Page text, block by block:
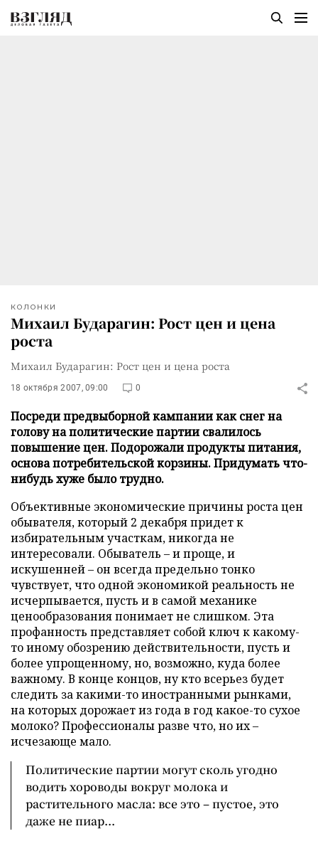
КОЛОНКИ
Михаил Бударагин: Рост цен и цена
роста
Михаил Бударагин: Рост цен и цена роста
18 октября 2007, 09:00 0
Посреди предвыборной кампании как снег на
голову на политические партии свалилось
повышение цен. Подорожали продукты питания,
основа потребительской корзины. Придумать что-
нибудь хуже было трудно.
Объективные экономические причины роста цен
обывателя, который 2 декабря придет к
избирательным участкам, никогда не
интересовали. Обыватель – и проще, и
искушенней – он всегда предельно тонко
чувствует, что одной экономикой реальность не
исчерпывается, пусть и в самой механике
ценообразования понимает не слишком. Эта
профанность представляет собой ключ к какому-
то иному обозрению действительности, пусть и
более упрощенному, но, возможно, куда более
важному. В конце концов, ну кто всерьез будет
следить за какими-то иностранными рынками,
на которых дорожает из года в год какое-то сухое
молоко? Профессионалы разве что, но их –
исчезающе мало.
Политические партии могут сколь угодно
водить хороводы вокруг молока и
растительного масла: все это – пустое, это
даже не пиар...